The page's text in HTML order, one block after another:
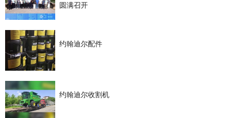
圆满召开
约翰迪尔配件
约翰迪尔收割机